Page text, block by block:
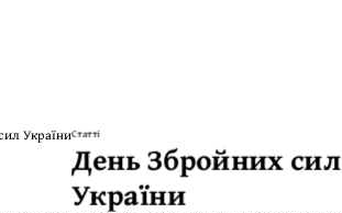
Статті
День Збройних сил
України